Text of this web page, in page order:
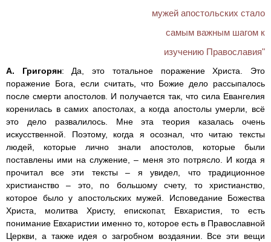
мужей апостольских стало
самым важным шагом к
изучению Православия"
А. Григорян: Да, это тотальное поражение Христа. Это
поражение Бога, если считать, что Божие дело рассыпалось
после смерти апостолов. И получается так, что сила Евангелия
коренилась в самих апостолах, а когда апостолы умерли, всё
это дело развалилось. Мне эта теория казалась очень
искусственной. Поэтому, когда я осознал, что читаю тексты
людей, которые лично знали апостолов, которые были
поставлены ими на служение, – меня это потрясло. И когда я
прочитал все эти тексты – я увидел, что традиционное
христианство – это, по большому счету, то христианство,
которое было у апостольских мужей. Исповедание Божества
Христа, молитва Христу, епископат, Евхаристия, то есть
понимание Евхаристии именно то, которое есть в Православной
Церкви, а также идея о загробном воздаянии. Все эти вещи